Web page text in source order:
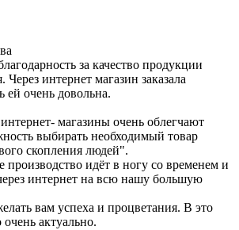
за качество продукции
интернет магазин заказала
ей очень довольна.
магазины очень облегчают
выбирать необходимый товар
скопления людей".
производство идёт в ногу со временем и
интернет на всю нашу большую
вам успеха и процветания. В это
актуально.